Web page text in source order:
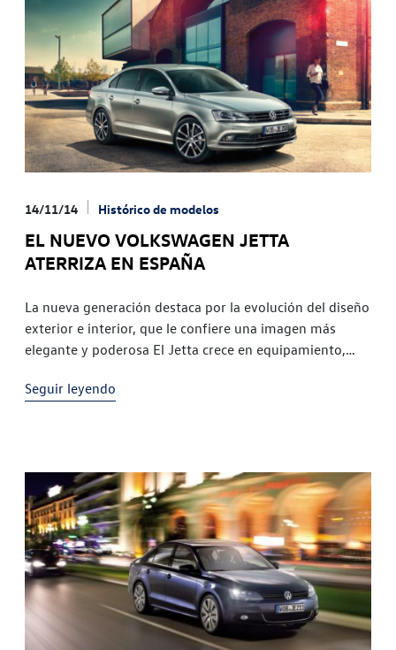
14/11/14 Histórico de modelos
EL NUEVO VOLKSWAGEN JETTA
ATERRIZA EN ESPAÑA
La nueva generación destaca por la evolución del diseño
exterior e interior, que le confiere una imagen más
elegante y poderosa El Jetta crece en equipamiento,
sistemas
Seguir leyendo